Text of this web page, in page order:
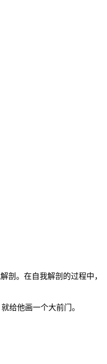
剖。在自我解剖的过程中，
给他画一个大前门。